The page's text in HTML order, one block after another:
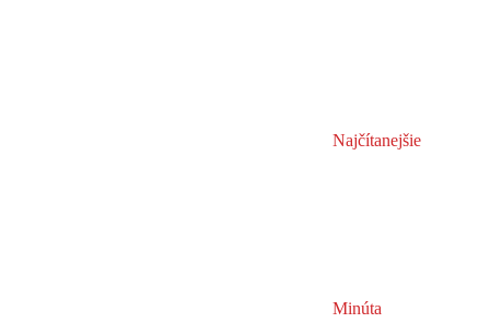
Najčítanejšie
Minúta